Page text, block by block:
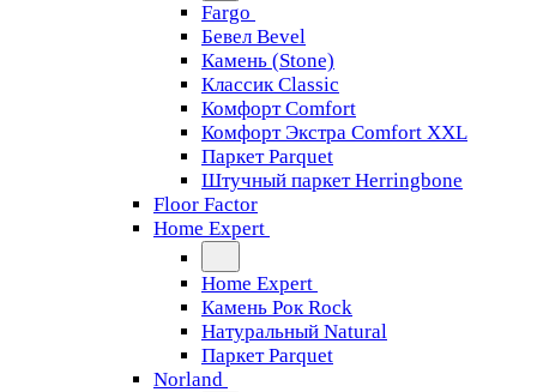
Fargo
Бевел Bevel
Камень (Stone)
Классик Classic
Комфорт Comfort
Комфорт Экстра Comfort XXL
Паркет Parquet
Штучный паркет Herringbone
Floor Factor
Home Expert
Home Expert
Камень Рок Rock
Натуральный Natural
Паркет Parquet
Norland